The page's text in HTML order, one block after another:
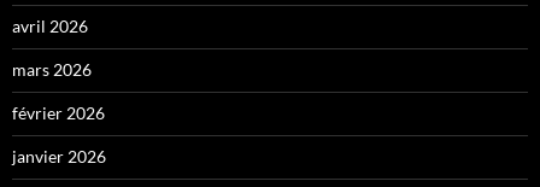
avril 2026
mars 2026
février 2026
janvier 2026